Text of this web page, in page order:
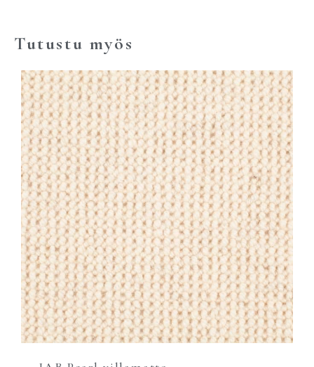
Tutustu myös